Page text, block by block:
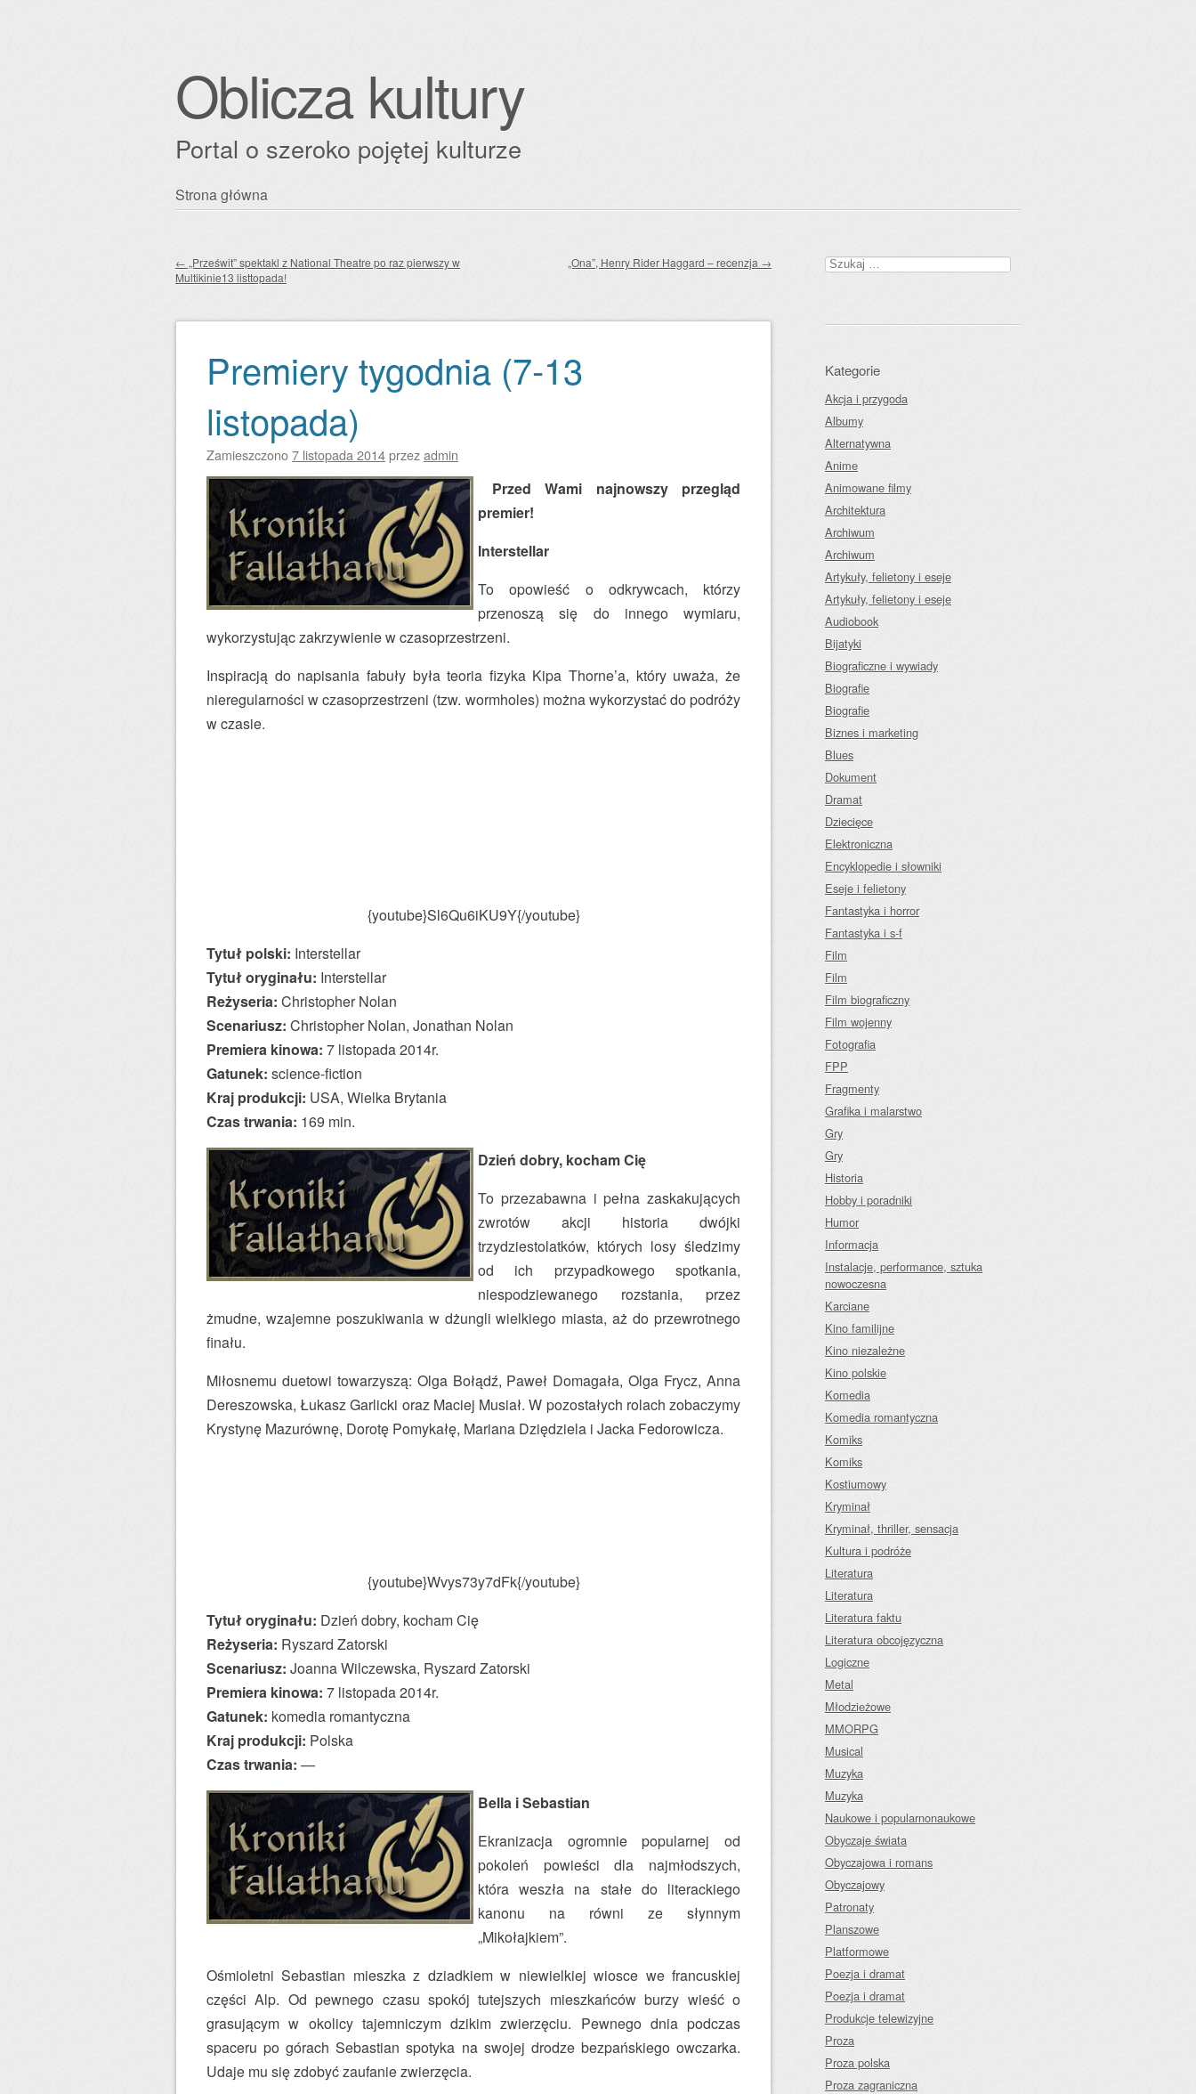
Oblicza kultury
Portal o szeroko pojętej kulturze
Przejdź
Strona główna
← „Prześwit” spektakl z National Theatre po raz pierwszy w
Multikinie13 listtopada!
„Ona”, Henry Rider Haggard – recenzja →
Premiery tygodnia (7-13
listopada)
Zamieszczono7 listopada 2014przezadmin
Przed Wami najnowszy przegląd
premier!
Interstellar
To opowieść o odkrywcach, którzy
przenoszą się do innego wymiaru,
wykorzystując zakrzywienie w czasoprzestrzeni.
Inspiracją do napisania fabuły była teoria fizyka Kipa Thorne’a, który uważa, że
nieregularności w czasoprzestrzeni (tzw. wormholes) można wykorzystać do podróży
w czasie.
{youtube}Sl6Qu6iKU9Y{/youtube}
Tytuł polski: Interstellar
Tytuł oryginału: Interstellar
Reżyseria: Christopher Nolan
Scenariusz: Christopher Nolan, Jonathan Nolan
Premiera kinowa: 7 listopada 2014r.
Gatunek: science-fiction
Kraj produkcji: USA, Wielka Brytania
Czas trwania: 169 min.
Dzień dobry, kocham Cię
To przezabawna i pełna zaskakujących
zwrotów akcji historia dwójki
trzydziestolatków, których losy śledzimy
od ich przypadkowego spotkania,
niespodziewanego rozstania, przez
żmudne, wzajemne poszukiwania w dżungli wielkiego miasta, aż do przewrotnego
finału.
Miłosnemu duetowi towarzyszą: Olga Bołądź, Paweł Domagała, Olga Frycz, Anna
Dereszowska, Łukasz Garlicki oraz Maciej Musiał. W pozostałych rolach zobaczymy
Krystynę Mazurównę, Dorotę Pomykałę, Mariana Dziędziela i Jacka Fedorowicza.
{youtube}Wvys73y7dFk{/youtube}
Tytuł oryginału: Dzień dobry, kocham Cię
Reżyseria: Ryszard Zatorski
Scenariusz: Joanna Wilczewska, Ryszard Zatorski
Premiera kinowa: 7 listopada 2014r.
Gatunek: komedia romantyczna
Kraj produkcji: Polska
Czas trwania: —
Bella i Sebastian
Ekranizacja ogromnie popularnej od
pokoleń powieści dla najmłodszych,
która weszła na stałe do literackiego
kanonu na równi ze słynnym
„Mikołajkiem”.
Ośmioletni Sebastian mieszka z dziadkiem w niewielkiej wiosce we francuskiej
części Alp. Od pewnego czasu spokój tutejszych mieszkańców burzy wieść o
grasującym w okolicy tajemniczym dzikim zwierzęciu. Pewnego dnia podczas
spaceru po górach Sebastian spotyka na swojej drodze bezpańskiego owczarka.
Udaje mu się zdobyć zaufanie zwierzęcia.
Szukaj:
Kategorie
Akcja i przygoda
Albumy
Alternatywna
Anime
Animowane filmy
Architektura
Archiwum
Archiwum
Artykuły, felietony i eseje
Artykuły, felietony i eseje
Audiobook
Bijatyki
Biograficzne i wywiady
Biografie
Biografie
Biznes i marketing
Blues
Dokument
Dramat
Dziecięce
Elektroniczna
Encyklopedie i słowniki
Eseje i felietony
Fantastyka i horror
Fantastyka i s-f
Film
Film
Film biograficzny
Film wojenny
Fotografia
FPP
Fragmenty
Grafika i malarstwo
Gry
Gry
Historia
Hobby i poradniki
Humor
Informacja
Instalacje, performance, sztuka
nowoczesna
Karciane
Kino familijne
Kino niezależne
Kino polskie
Komedia
Komedia romantyczna
Komiks
Komiks
Kostiumowy
Kryminał
Kryminał, thriller, sensacja
Kultura i podróże
Literatura
Literatura
Literatura faktu
Literatura obcojęzyczna
Logiczne
Metal
Młodzieżowe
MMORPG
Musical
Muzyka
Muzyka
Naukowe i popularnonaukowe
Obyczaje świata
Obyczajowa i romans
Obyczajowy
Patronaty
Planszowe
Platformowe
Poezja i dramat
Poezja i dramat
Produkcje telewizyjne
Proza
Proza polska
Proza zagraniczna